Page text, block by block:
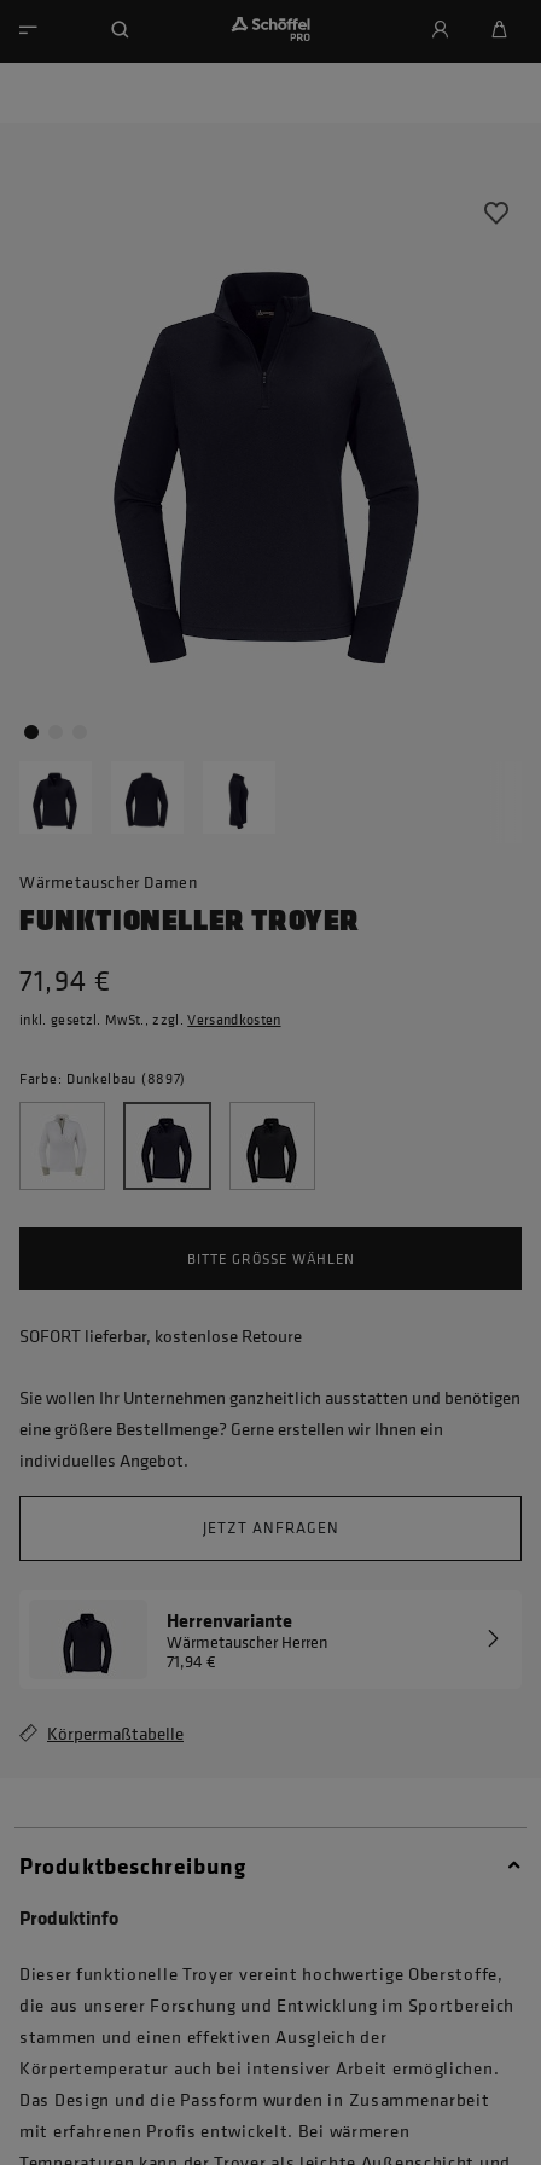
Wärmetauscher Damen
FUNKTIONELLER TROYER
71,94 €
inkl. gesetzl. MwSt., zzgl.Versandkosten
Farbe: Dunkelbau (8897)
BITTE GRÖSSE WÄHLEN
SOFORT lieferbar, kostenlose Retoure
Sie wollen Ihr Unternehmen ganzheitlich ausstatten und benötigen
eine größere Bestellmenge? Gerne erstellen wir Ihnen ein
individuelles Angebot.
JETZT ANFRAGEN
Herrenvariante
Wärmetauscher Herren
71,94 €
Körpermaßtabelle
Produktbeschreibung
Produktinfo
Dieser funktionelle Troyer vereint hochwertige Oberstoffe,
die aus unserer Forschung und Entwicklung im Sportbereich
stammen und einen effektiven Ausgleich der
Körpertemperatur auch bei intensiver Arbeit ermöglichen.
Das Design und die Passform wurden in Zusammenarbeit
mit erfahrenen Profis entwickelt. Bei wärmeren